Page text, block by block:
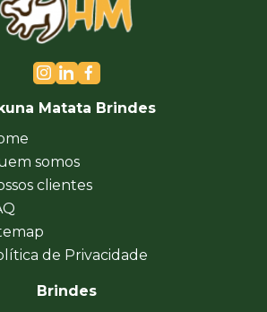
Matata Brindes
somos
clientes
de Privacidade
Brindes